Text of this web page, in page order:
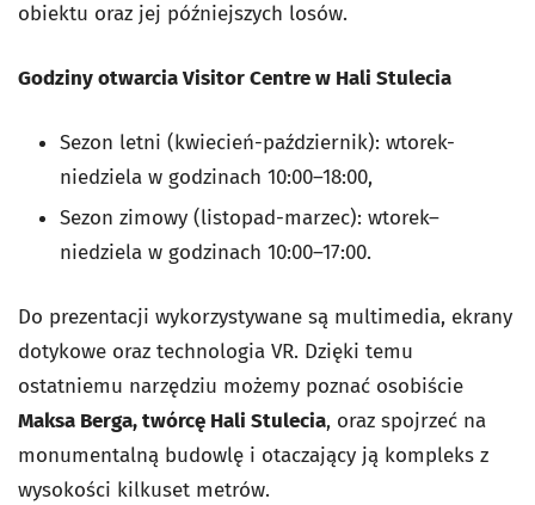
obiektu oraz jej późniejszych losów.
Godziny otwarcia Visitor Centre w Hali Stulecia
Sezon letni (kwiecień-październik): wtorek-
niedziela w godzinach 10:00–18:00,
Sezon zimowy (listopad-marzec): wtorek–
niedziela w godzinach 10:00–17:00.
Do prezentacji wykorzystywane są multimedia, ekrany
dotykowe oraz technologia VR. Dzięki temu
ostatniemu narzędziu możemy poznać osobiście
Maksa Berga, twórcę Hali Stulecia, oraz spojrzeć na
monumentalną budowlę i otaczający ją kompleks z
wysokości kilkuset metrów.